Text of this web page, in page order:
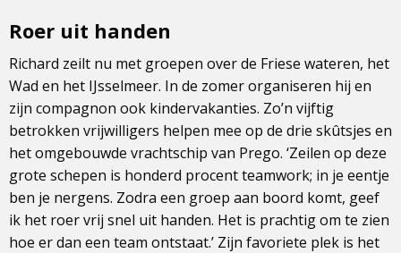
Roer uit handen
Richard zeilt nu met groepen over de Friese wateren, het
Wad en het IJsselmeer. In de zomer organiseren hij en
zijn compagnon ook kindervakanties. Zo’n vijftig
betrokken vrijwilligers helpen mee op de drie skûtsjes en
het omgebouwde vrachtschip van Prego. ‘Zeilen op deze
grote schepen is honderd procent teamwork; in je eentje
ben je nergens. Zodra een groep aan boord komt, geef
ik het roer vrij snel uit handen. Het is prachtig om te zien
hoe er dan een team ontstaat.’ Zijn favoriete plek is het